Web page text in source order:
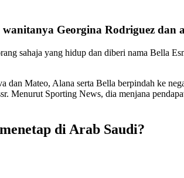
Georgina Rodriguez dan
sahaja yang hidup dan diberi nama Bella
Mateo, Alana serta Bella berpindah ke
Menurut Sporting News, dia menjana
di Arab Saudi?